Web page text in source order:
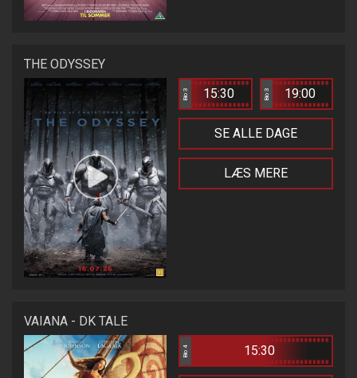
THE ODYSSEY
Bio 3 15:30 Bio 3 19:00
SE ALLE DAGE
LÆS MERE
VAIANA - DK TALE
Bio 4 15:30